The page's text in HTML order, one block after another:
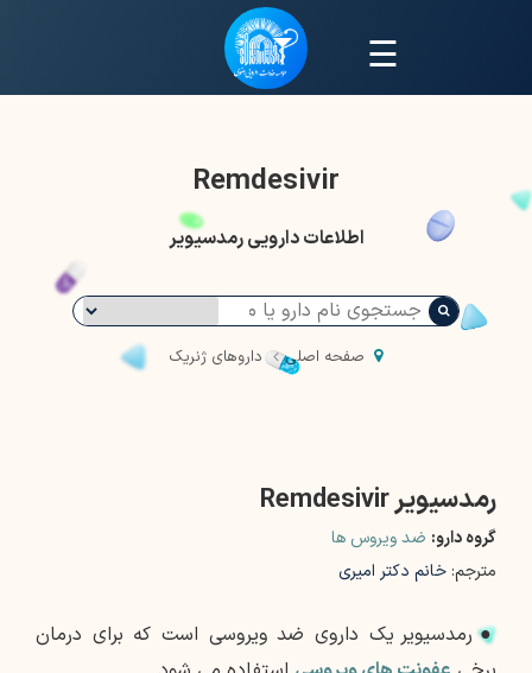
☰
Remdesivir
اطلاعات دارویی رمدسیویر
صفحه اصلی داروهای ژنریک
رمدسیویر Remdesivir
گروه دارو: ضد ویروس ها
مترجم: خانم دکتر امیری
● رمدسیویر یک داروی ضد ویروسی است که برای درمان